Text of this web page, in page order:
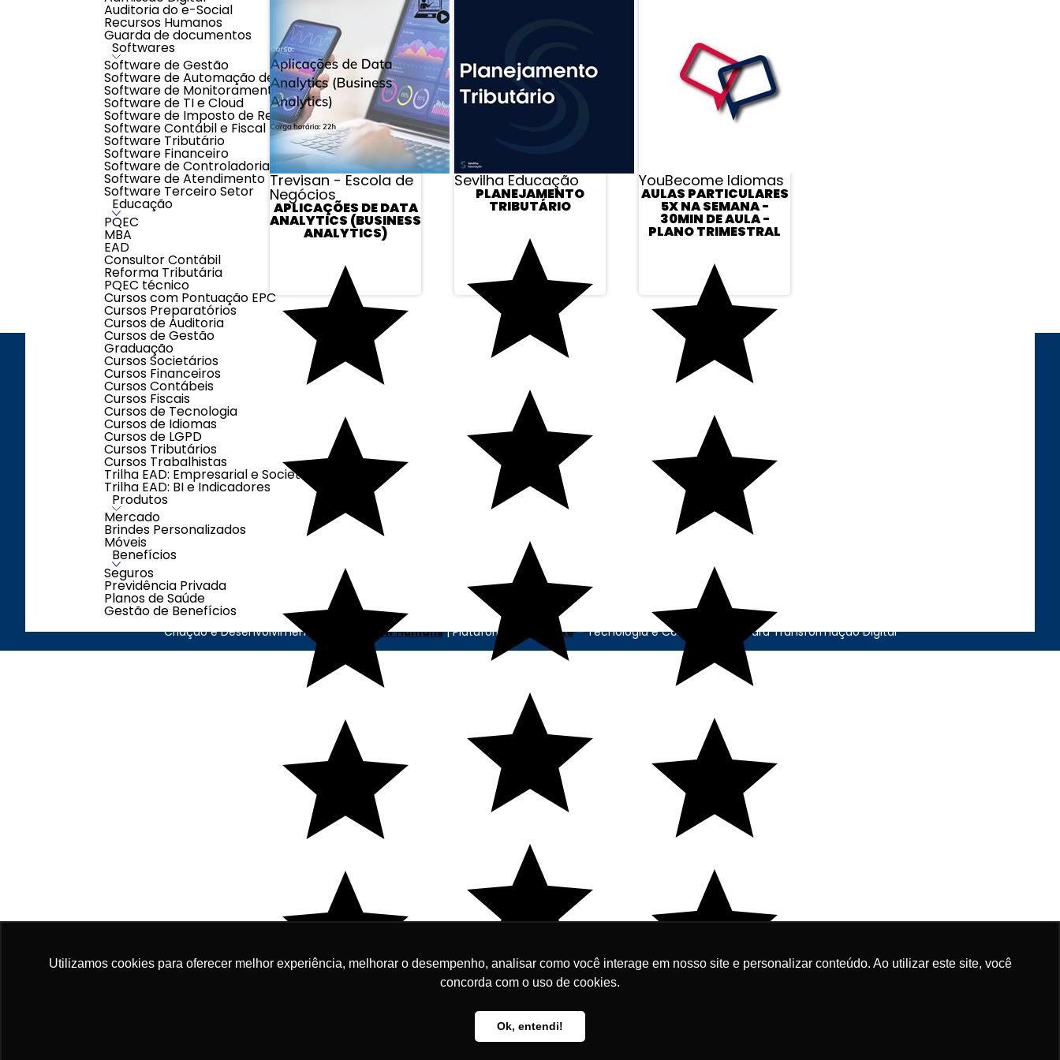
Utilizamos cookies para oferecer melhor experiência, melhorar o desempenho, analisar como você interage em nosso site e personalizar conteúdo. Ao utilizar este site, você
concorda com o uso de cookies.
Ok, entendi!
Auditoria do e-Social
Recursos Humanos
Guarda de documentos
Softwares
Software de Gestão
Software de Automação de Processos
Software de Monitoramento
Software de TI e Cloud
Software de Imposto de Renda
Software Contábil e Fiscal
Software Tributário
Software Financeiro
Software de Controladoria
Software de Atendimento
Software Terceiro Setor
Educação
PQEC
MBA
EAD
Consultor Contábil
Reforma Tributária
PQEC técnico
Cursos com Pontuação EPC
Cursos Preparatórios
Cursos de Auditoria
Cursos de Gestão
Graduação
Cursos Societários
Cursos Financeiros
Cursos Contábeis
Cursos Fiscais
Cursos de Tecnologia
Cursos de Idiomas
Cursos de LGPD
Cursos Tributários
Cursos Trabalhistas
Trilha EAD: Empresarial e Societária
Trilha EAD: BI e Indicadores
Produtos
Mercado
Brindes Personalizados
Móveis
Benefícios
Seguros
Previdência Privada
Planos de Saúde
Gestão de Benefícios
Trevisan - Escola de
Negócios
APLICAÇÕES DE DATA
ANALYTICS (BUSINESS
ANALYTICS)
Sevilha Educação
PLANEJAMENTO
TRIBUTÁRIO
R$ 497,00
Em até 6x de R$ 82,83
Adicionar
YouBecome Idiomas
AULAS PARTICULARES
5X NA SEMANA -
30MIN DE AULA -
PLANO TRIMESTRAL
Segunda à Sexta-
feira das 08h00 às
Sábados das 08h00
(exceto feriados)
ENDEREÇO LOJAS MINHA CONTA
Minha Conta
Pedidos
Cadastre-se
SELOS
Criação e Desenvolvimento Agência New Humans| Plataforma Add Suite- Tecnologia e Comunicação para Transformação Digital